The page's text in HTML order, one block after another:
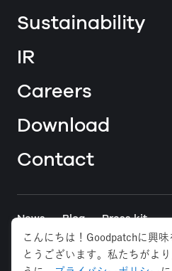
Sustainability
IR
Careers
Download
Contact
News Blog Press kit
Tokyo Osaka Anywhere
こんにちは！Goodpatchに興
とうございます。私たちがよ